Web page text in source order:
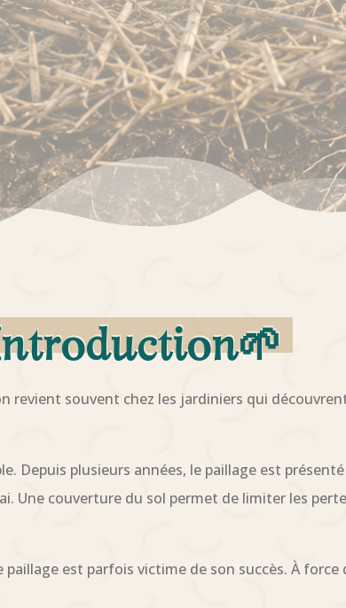
revient souvent chez les jardiniers qui
plusieurs années, le paillage est
Une couverture du sol permet de limiter les
est parfois victime de son succès. À force